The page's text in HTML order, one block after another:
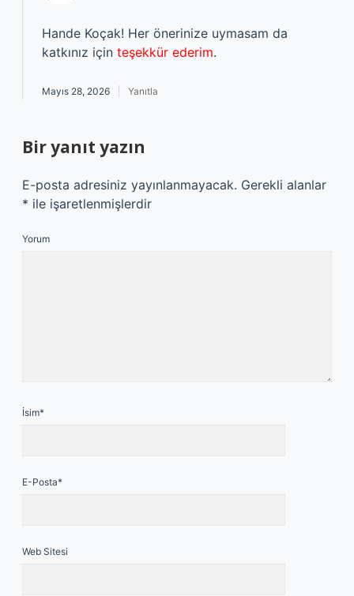
Hande Koçak! Her önerinize uymasam da
katkınız için teşekkür ederim.
Mayıs 28, 2026 Yanıtla
Bir yanıt yazın
E-posta adresiniz yayınlanmayacak. Gerekli alanlar
* ile işaretlenmişlerdir
Yorum
İsim*
E-Posta*
Web Sitesi